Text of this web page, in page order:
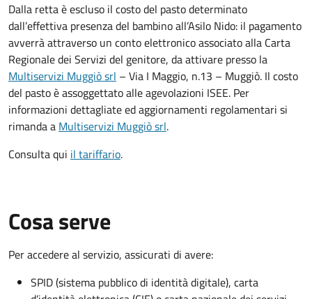
Dalla retta è escluso il costo del pasto determinato
dall’effettiva presenza del bambino all’Asilo Nido: il pagamento
avverrà attraverso un conto elettronico associato alla Carta
Regionale dei Servizi del genitore, da attivare presso la
Multiservizi Muggiò srl – Via I Maggio, n.13 – Muggiò. Il costo
del pasto è assoggettato alle agevolazioni ISEE. Per
informazioni dettagliate ed aggiornamenti regolamentari si
rimanda a Multiservizi Muggiò srl.
Consulta qui il tariffario.
Cosa serve
Per accedere al servizio, assicurati di avere:
SPID (sistema pubblico di identità digitale), carta